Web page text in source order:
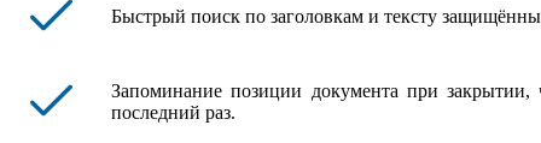
Быстрый поиск по заголовкам и тексту
Запоминание позиции документа при закрытии,
последний раз.